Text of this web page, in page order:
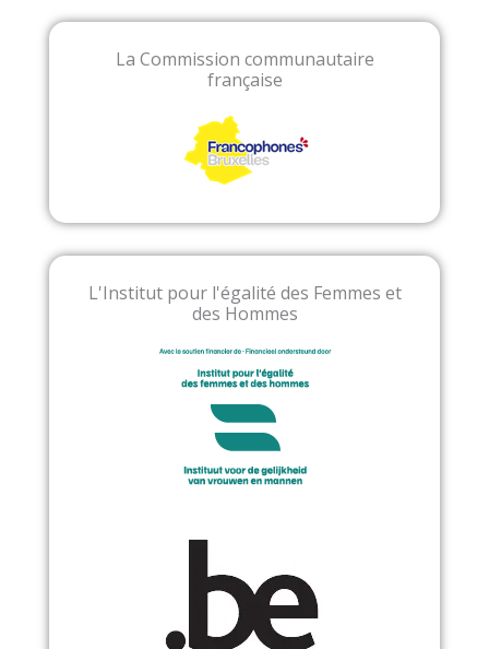
La Commission communautaire
française
L'Institut pour l'égalité des Femmes et
des Hommes